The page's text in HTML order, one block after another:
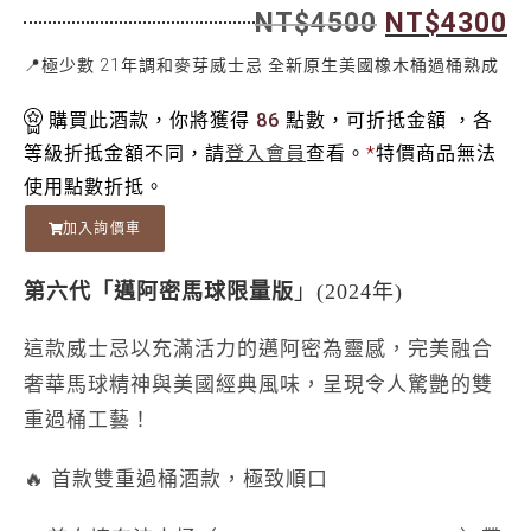
NT$4500 NT$4300
📍極少數 21年調和麥芽威士忌 全新原生美國橡木桶過桶熟成
購買此酒款，你將獲得 86 點數，可折抵金額
，各
等級折抵金額不同，請登入會員 查看。 *特價商品無法
使用點數折抵。
加入詢價車
第六代「邁阿密馬球限量版 」(2024年)
這款威士忌以充滿活力的邁阿密為靈感，完美融合
奢華馬球精神與美國經典風味，呈現令人驚艷的雙
重過桶工藝！
🔥 首款雙重過桶酒款，極致順口